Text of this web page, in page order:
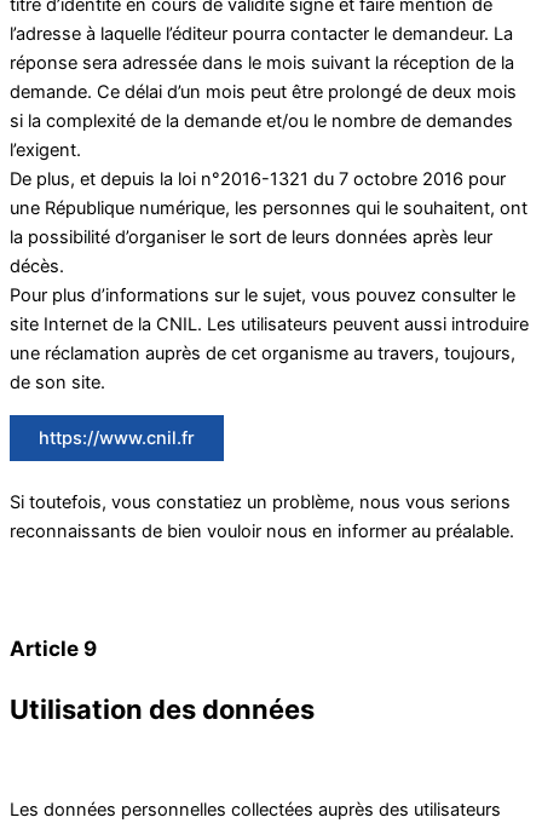
titre d’identité en cours de validité signé et faire mention de
l’adresse à laquelle l’éditeur pourra contacter le demandeur. La
réponse sera adressée dans le mois suivant la réception de la
demande. Ce délai d’un mois peut être prolongé de deux mois
si la complexité de la demande et/ou le nombre de demandes
l’exigent.
De plus, et depuis la loi n°2016-1321 du 7 octobre 2016 pour
une République numérique, les personnes qui le souhaitent, ont
la possibilité d’organiser le sort de leurs données après leur
décès.
Pour plus d’informations sur le sujet, vous pouvez consulter le
site Internet de la CNIL. Les utilisateurs peuvent aussi introduire
une réclamation auprès de cet organisme au travers, toujours,
de son site.
https://www.cnil.fr
Si toutefois, vous constatiez un problème, nous vous serions
reconnaissants de bien vouloir nous en informer au préalable.
Article 9
Utilisation des données
Les données personnelles collectées auprès des utilisateurs